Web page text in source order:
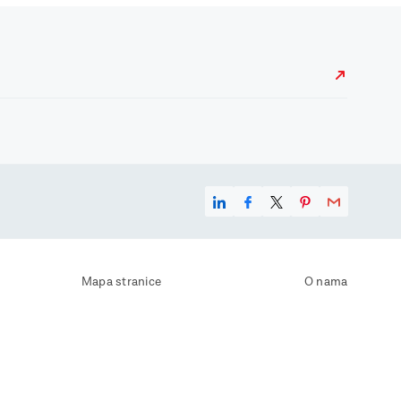
Mapa stranice
O nama